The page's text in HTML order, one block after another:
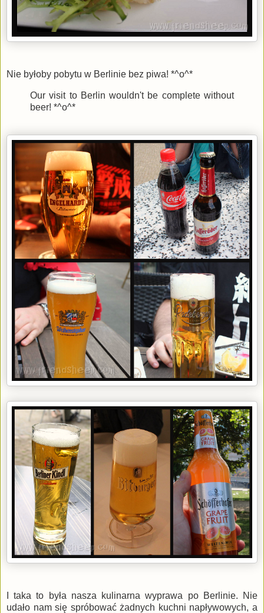
Nie byłoby pobytu w Berlinie bez piwa! *^o^*
Our visit to Berlin wouldn't be complete without
beer! *^o^*
I taka to była nasza kulinarna wyprawa po Berlinie. Nie
udało nam się spróbować żadnych kuchni napływowych, a